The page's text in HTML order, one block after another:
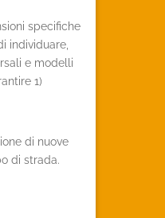
specifiche
individuare,
e modelli
1)
di nuove
di strada.